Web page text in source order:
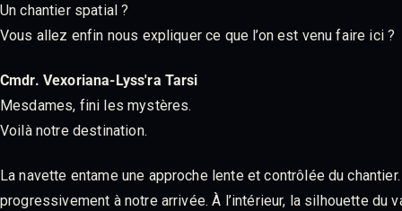
Un chantier spatial ?
Vous allez enfin nous expliquer ce que l’on est venu faire ici ?
Cmdr. Vexoriana-Lyss'ra Tarsi
Mesdames, fini les mystères.
Voilà notre destination.
La navette entame une approche lente et contrôlée du
progressivement à notre arrivée. À l’intérieur, la silhouette